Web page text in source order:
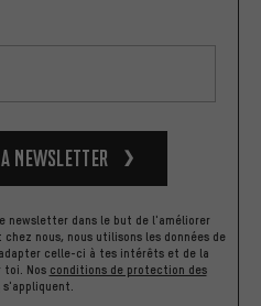
newsletter
newsletter dans le but de l'améliorer
nous, nous utilisons les données de
celle-ci à tes intérêts et de la
toi. Nos conditions de protection des
s'appliquent.